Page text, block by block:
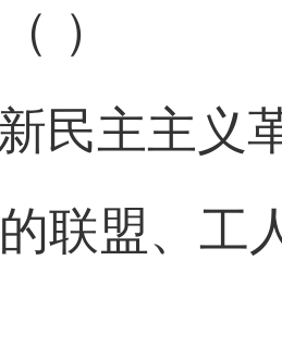
）
民主主义
联盟、工